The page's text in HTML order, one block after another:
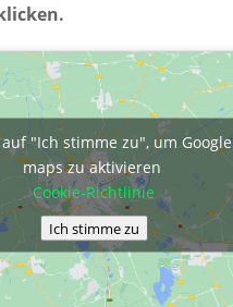
auf "Ich stimme zu", um Google
maps zu aktivieren
Cookie-Richtlinie
Ich stimme zu